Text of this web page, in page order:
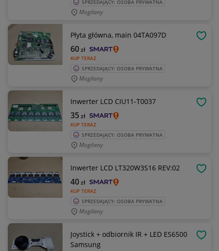
SPRZEDAJĄCY: OSOBA PRYWATNA
Mogilany
Płyta główna, main 04TA097D
KUP TERAZ
60zł
SPRZEDAJĄCY: OSOBA PRYWATNA
Mogilany
Inwerter LCD CIU11-T0037
KUP TERAZ
35zł
SPRZEDAJĄCY: OSOBA PRYWATNA
Mogilany
Inwerter LCD LT320W3S16 REV:02
KUP TERAZ
40zł
SPRZEDAJĄCY: OSOBA PRYWATNA
Mogilany
Joystick + odbiornik IR + LED ES6500
Samsung